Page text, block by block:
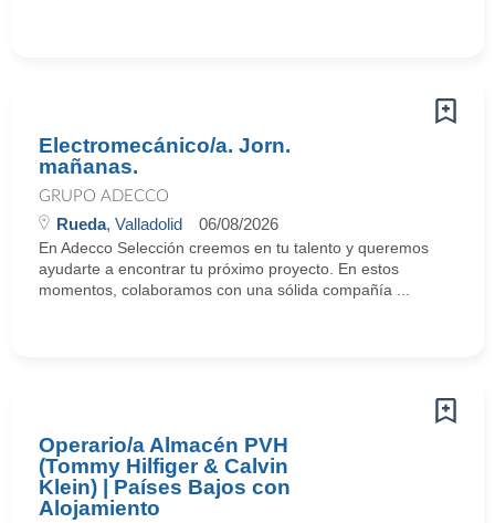
Electromecánico/a. Jorn.
mañanas.
GRUPO ADECCO
Rueda, Valladolid 06/08/2026
En Adecco Selección creemos en tu talento y queremos
ayudarte a encontrar tu próximo proyecto. En estos
momentos, colaboramos con una sólida compañía ...
Operario/a Almacén PVH
(Tommy Hilfiger & Calvin
Klein) | Países Bajos con
Alojamiento